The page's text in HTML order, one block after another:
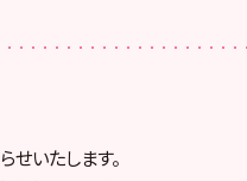
いたします。